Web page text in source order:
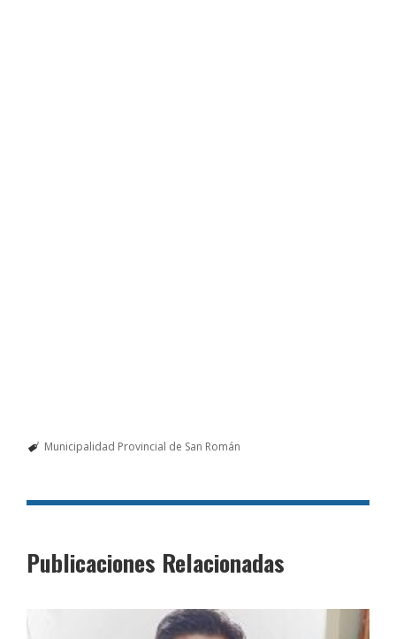
Municipalidad Provincial de San Román
Publicaciones Relacionadas